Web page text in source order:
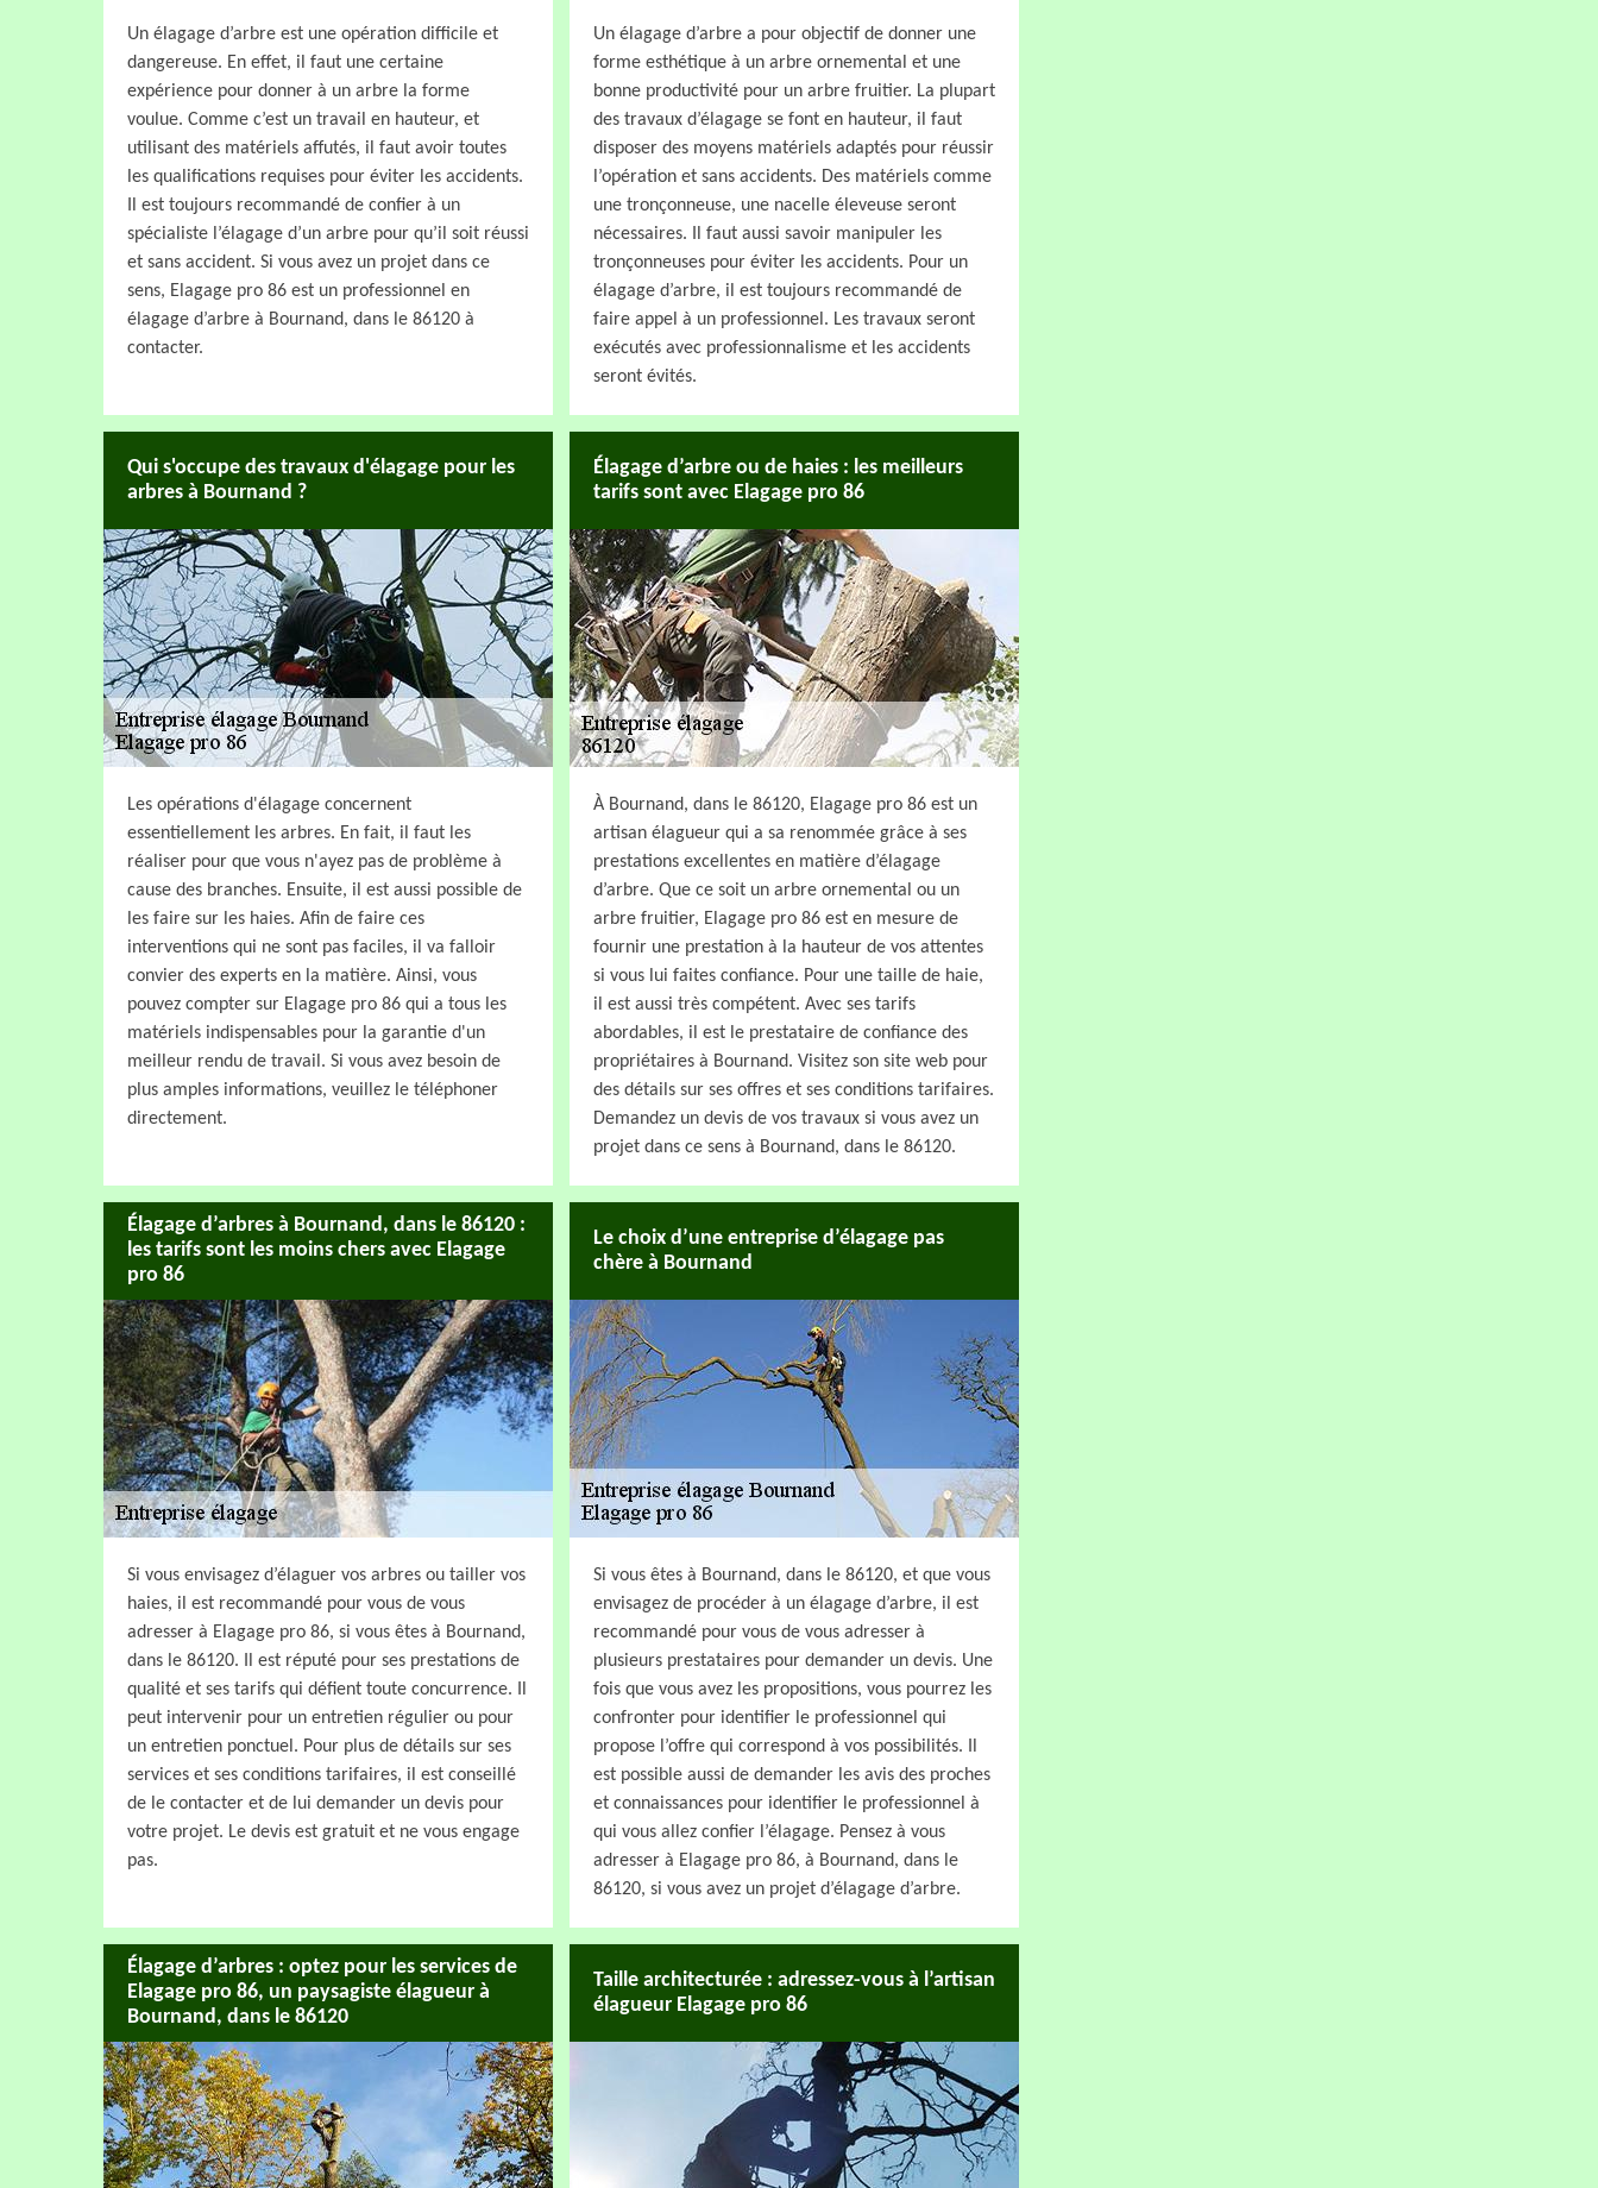
Un élagage d’arbre est une opération difficile et
dangereuse. En effet, il faut une certaine
expérience pour donner à un arbre la forme
voulue. Comme c’est un travail en hauteur, et
utilisant des matériels affutés, il faut avoir toutes
les qualifications requises pour éviter les accidents.
Il est toujours recommandé de confier à un
spécialiste l’élagage d’un arbre pour qu’il soit réussi
et sans accident. Si vous avez un projet dans ce
sens, Elagage pro 86 est un professionnel en
élagage d’arbre à Bournand, dans le 86120 à
contacter.
Un élagage d’arbre a pour objectif de donner une
forme esthétique à un arbre ornemental et une
bonne productivité pour un arbre fruitier. La plupart
des travaux d’élagage se font en hauteur, il faut
disposer des moyens matériels adaptés pour réussir
l’opération et sans accidents. Des matériels comme
une tronçonneuse, une nacelle éleveuse seront
nécessaires. Il faut aussi savoir manipuler les
tronçonneuses pour éviter les accidents. Pour un
élagage d’arbre, il est toujours recommandé de
faire appel à un professionnel. Les travaux seront
exécutés avec professionnalisme et les accidents
seront évités.
Qui s'occupe des travaux d'élagage pour les
arbres à Bournand ?
Les opérations d'élagage concernent
essentiellement les arbres. En fait, il faut les
réaliser pour que vous n'ayez pas de problème à
cause des branches. Ensuite, il est aussi possible de
les faire sur les haies. Afin de faire ces
interventions qui ne sont pas faciles, il va falloir
convier des experts en la matière. Ainsi, vous
pouvez compter sur Elagage pro 86 qui a tous les
matériels indispensables pour la garantie d'un
meilleur rendu de travail. Si vous avez besoin de
plus amples informations, veuillez le téléphoner
directement.
Élagage d’arbre ou de haies : les meilleurs
tarifs sont avec Elagage pro 86
À Bournand, dans le 86120, Elagage pro 86 est un
artisan élagueur qui a sa renommée grâce à ses
prestations excellentes en matière d’élagage
d’arbre. Que ce soit un arbre ornemental ou un
arbre fruitier, Elagage pro 86 est en mesure de
fournir une prestation à la hauteur de vos attentes
si vous lui faites confiance. Pour une taille de haie,
il est aussi très compétent. Avec ses tarifs
abordables, il est le prestataire de confiance des
propriétaires à Bournand. Visitez son site web pour
des détails sur ses offres et ses conditions tarifaires.
Demandez un devis de vos travaux si vous avez un
projet dans ce sens à Bournand, dans le 86120.
Élagage d’arbres à Bournand, dans le 86120 :
les tarifs sont les moins chers avec Elagage
pro 86
Si vous envisagez d’élaguer vos arbres ou tailler vos
haies, il est recommandé pour vous de vous
adresser à Elagage pro 86, si vous êtes à Bournand,
dans le 86120. Il est réputé pour ses prestations de
qualité et ses tarifs qui défient toute concurrence. Il
peut intervenir pour un entretien régulier ou pour
un entretien ponctuel. Pour plus de détails sur ses
services et ses conditions tarifaires, il est conseillé
de le contacter et de lui demander un devis pour
votre projet. Le devis est gratuit et ne vous engage
pas.
Le choix d’une entreprise d’élagage pas
chère à Bournand
Si vous êtes à Bournand, dans le 86120, et que vous
envisagez de procéder à un élagage d’arbre, il est
recommandé pour vous de vous adresser à
plusieurs prestataires pour demander un devis. Une
fois que vous avez les propositions, vous pourrez les
confronter pour identifier le professionnel qui
propose l’offre qui correspond à vos possibilités. Il
est possible aussi de demander les avis des proches
et connaissances pour identifier le professionnel à
qui vous allez confier l’élagage. Pensez à vous
adresser à Elagage pro 86, à Bournand, dans le
86120, si vous avez un projet d’élagage d’arbre.
Élagage d’arbres : optez pour les services de
Elagage pro 86, un paysagiste élagueur à
Bournand, dans le 86120
Taille architecturée : adressez-vous à l’artisan
élagueur Elagage pro 86